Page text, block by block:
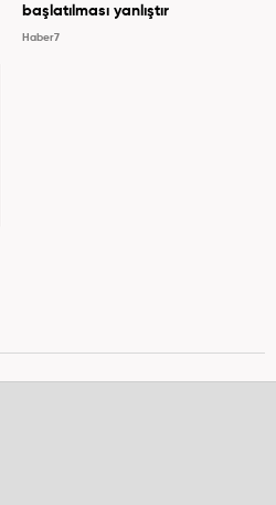
başlatılması yanlıştır
Haber7